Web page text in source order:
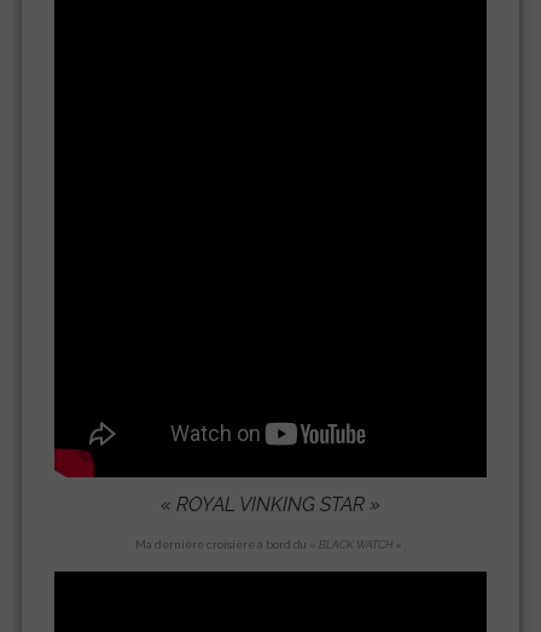
« ROYAL VINKING STAR »
Ma dernière croisière à bord du « BLACK WATCH» .